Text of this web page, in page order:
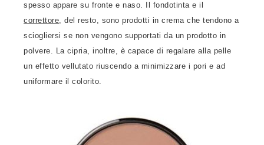
spesso appare su fronte e naso. Il fondotinta e il
correttore, del resto, sono prodotti in crema che tendono a
sciogliersi se non vengono supportati da un prodotto in
polvere. La cipria, inoltre, è capace di regalare alla pelle
un effetto vellutato riuscendo a minimizzare i pori e ad
uniformare il colorito.